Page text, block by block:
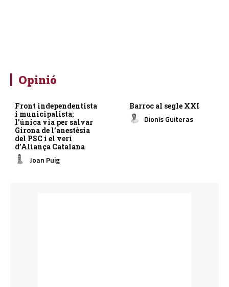
Opinió
Front independentista
i municipalista:
l’única via per salvar
Girona de l’anestèsia
del PSC i el verí
d’Aliança Catalana
Joan Puig
Barroc al segle XXI
Dionís Guiteras